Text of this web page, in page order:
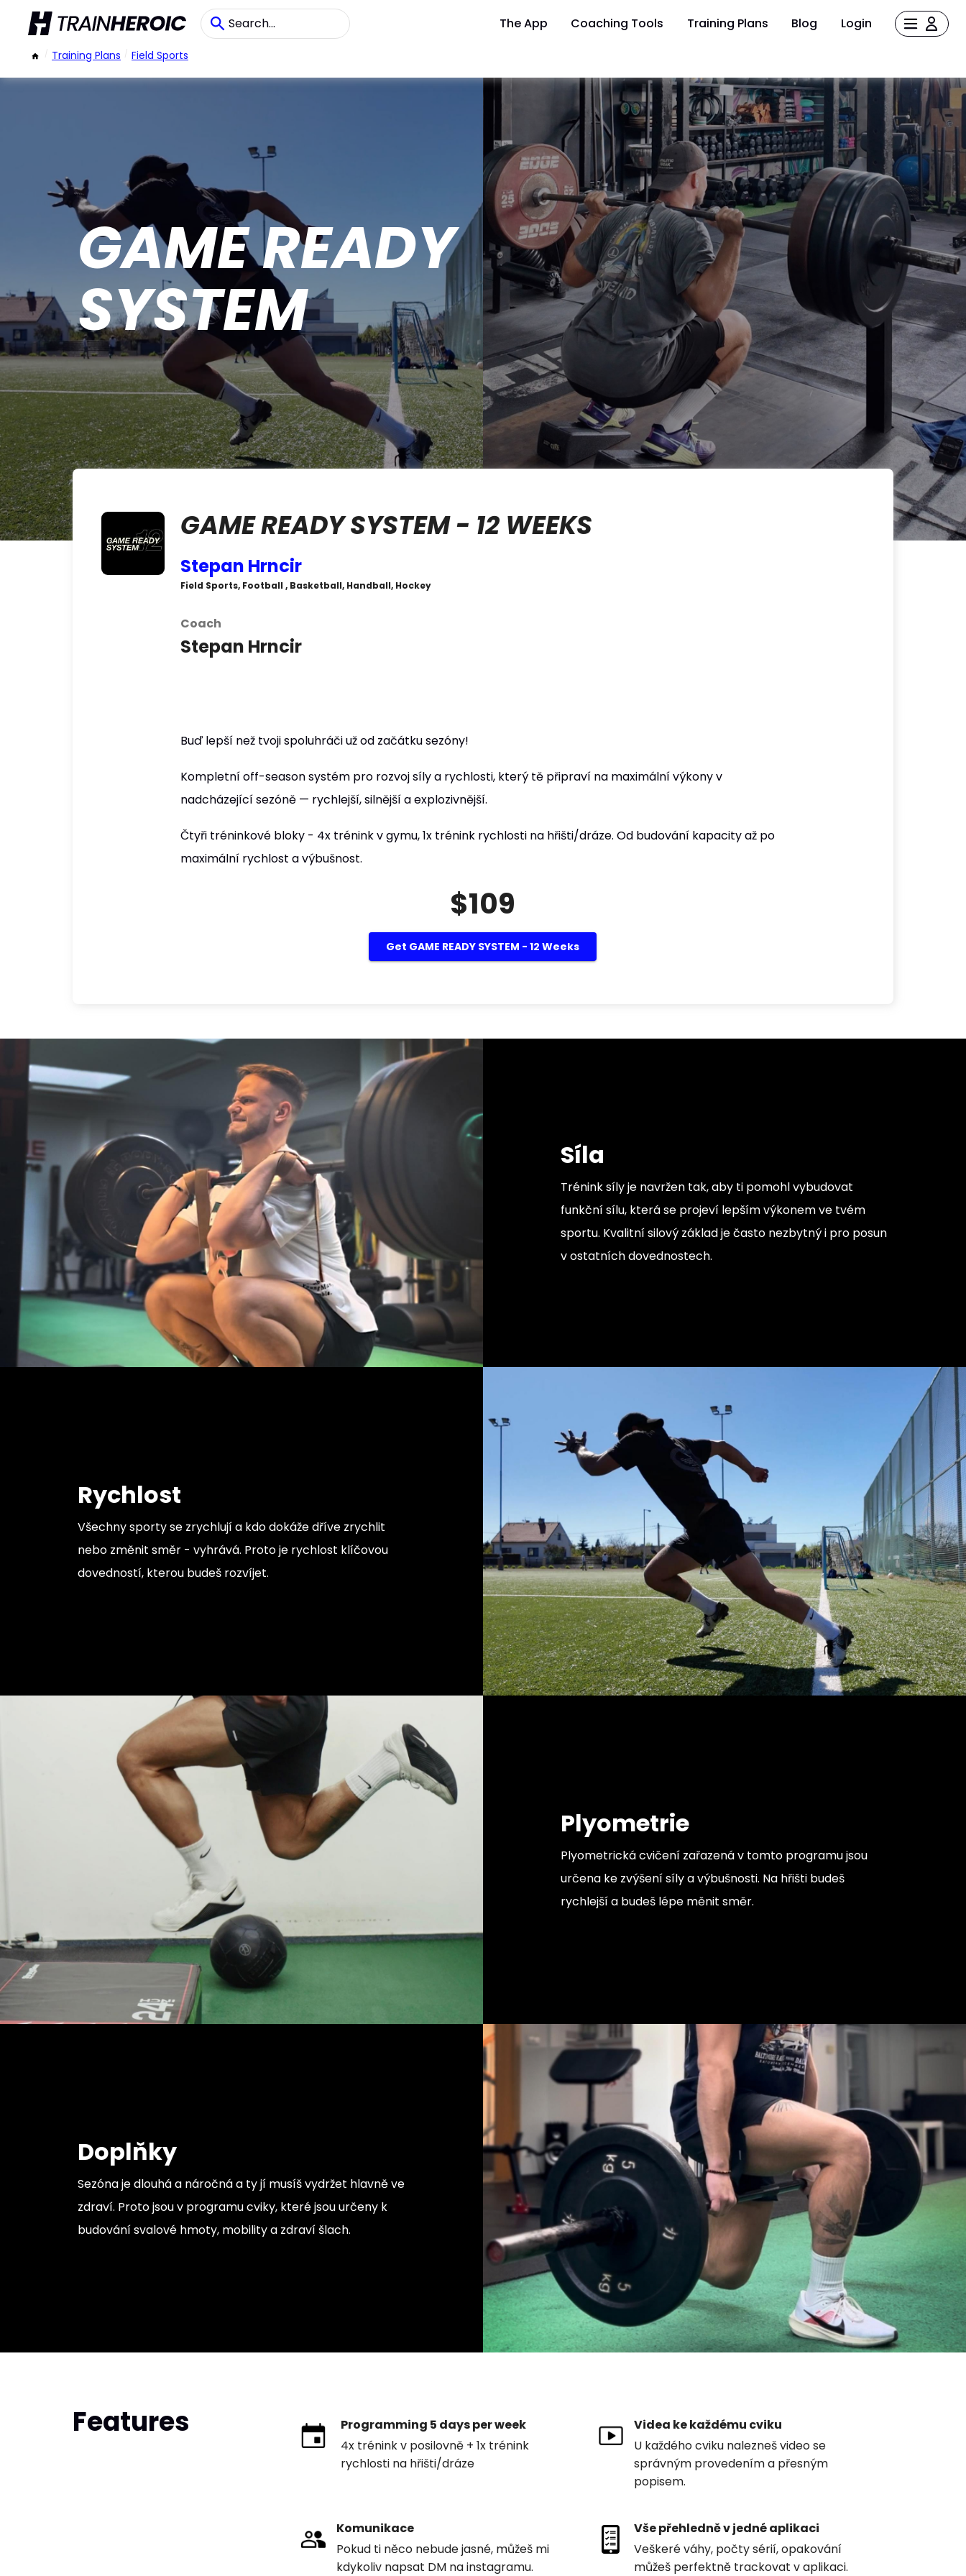
The App Coaching Tools Training Plans Blog Login
/ Training Plans / Field Sports
GAME READY
SYSTEM
GAME READY SYSTEM - 12 WEEKS
Stepan Hrncir
Field Sports, Football , Basketball, Handball, Hockey
Coach
Stepan Hrncir
Buď lepší než tvoji spoluhráči už od začátku sezóny!
Kompletní off-season systém pro rozvoj síly a rychlosti, který tě připraví na maximální výkony v
nadcházející sezóně — rychlejší, silnější a explozivnější.
Čtyři tréninkové bloky - 4x trénink v gymu, 1x trénink rychlosti na hřišti/dráze. Od budování kapacity až po
maximální rychlost a výbušnost.
$109
Get GAME READY SYSTEM - 12 Weeks
Síla
Trénink síly je navržen tak, aby ti pomohl vybudovat
funkční sílu, která se projeví lepším výkonem ve tvém
sportu. Kvalitní silový základ je často nezbytný i pro posun
v ostatních dovednostech.
Rychlost
Všechny sporty se zrychlují a kdo dokáže dříve zrychlit
nebo změnit směr - vyhrává. Proto je rychlost klíčovou
dovedností, kterou budeš rozvíjet.
Plyometrie
Plyometrická cvičení zařazená v tomto programu jsou
určena ke zvýšení síly a výbušnosti. Na hřišti budeš
rychlejší a budeš lépe měnit směr.
Doplňky
Sezóna je dlouhá a náročná a ty jí musíš vydržet hlavně ve
zdraví. Proto jsou v programu cviky, které jsou určeny k
budování svalové hmoty, mobility a zdraví šlach.
Features
Programming 5 days per week
4x trénink v posilovně + 1x trénink
rychlosti na hřišti/dráze
Videa ke každému cviku
U každého cviku nalezneš video se
správným provedením a přesným
popisem.
Komunikace
Pokud ti něco nebude jasné, můžeš mi
kdykoliv napsat DM na instagramu.
Vše přehledně v jedné aplikaci
Veškeré váhy, počty sérií, opakování
můžeš perfektně trackovat v aplikaci.